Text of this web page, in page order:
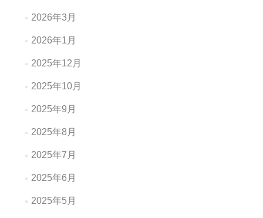
2026年3月
2026年1月
2025年12月
2025年10月
2025年9月
2025年8月
2025年7月
2025年6月
2025年5月